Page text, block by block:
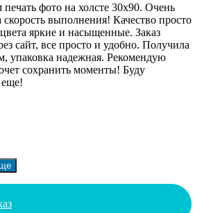
печать фото на холсте 30х90. Очень
скорость выполнения! Качество просто
яркие и насыщенные. Заказ
сайт, все просто и удобно. Получила
упаковка надежная. Рекомендую
сохранить моменты! Буду
еще!